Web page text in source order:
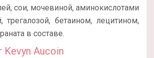
сои, мочевиной, аминокислотами
трегалозой, бетаином, лецитином,
в составе.
Aucoin